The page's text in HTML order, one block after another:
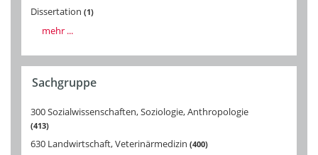
Dissertation 1
mehr ...
Sachgruppe
300 Sozialwissenschaften, Soziologie, Anthropologie
413
630 Landwirtschaft, Veterinärmedizin 400